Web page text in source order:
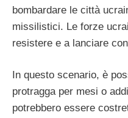
bombardare le città
missilistici. Le forze
resistere e a lanciare
In questo scenario, è
protragga per mesi o
potrebbero essere